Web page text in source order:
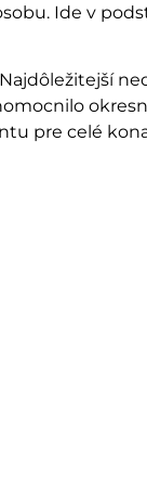
Ide v
pre celé